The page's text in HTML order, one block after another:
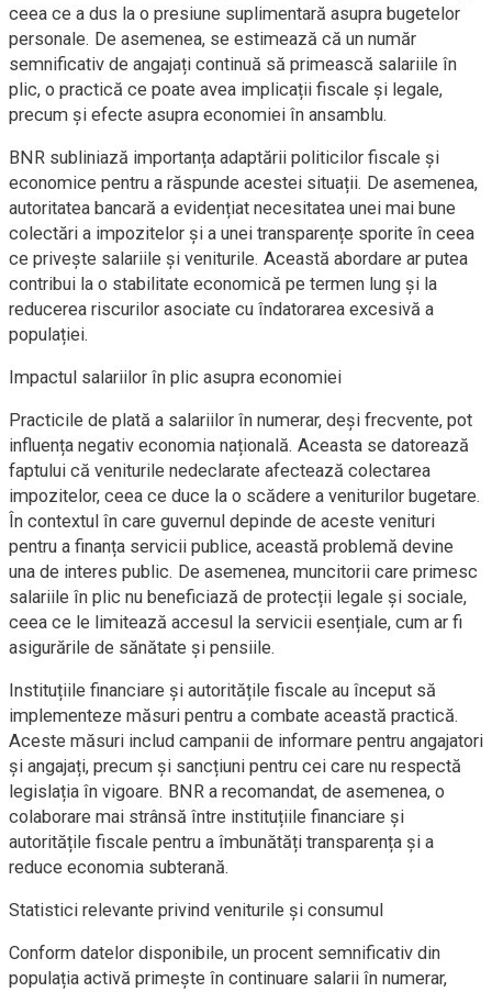
ceea ce a dus la o presiune suplimentară asupra bugetelor
personale. De asemenea, se estimează că un număr
semnificativ de angajați continuă să primească salariile în
plic, o practică ce poate avea implicații fiscale și legale,
precum și efecte asupra economiei în ansamblu.
BNR subliniază importanța adaptării politicilor fiscale și
economice pentru a răspunde acestei situații. De asemenea,
autoritatea bancară a evidențiat necesitatea unei mai bune
colectări a impozitelor și a unei transparențe sporite în ceea
ce privește salariile și veniturile. Această abordare ar putea
contribui la o stabilitate economică pe termen lung și la
reducerea riscurilor asociate cu îndatorarea excesivă a
populației.
Impactul salariilor în plic asupra economiei
Practicile de plată a salariilor în numerar, deși frecvente, pot
influența negativ economia națională. Aceasta se datorează
faptului că veniturile nedeclarate afectează colectarea
impozitelor, ceea ce duce la o scădere a veniturilor bugetare.
În contextul în care guvernul depinde de aceste venituri
pentru a finanța servicii publice, această problemă devine
una de interes public. De asemenea, muncitorii care primesc
salariile în plic nu beneficiază de protecții legale și sociale,
ceea ce le limitează accesul la servicii esențiale, cum ar fi
asigurările de sănătate și pensiile.
Instituțiile financiare și autoritățile fiscale au început să
implementeze măsuri pentru a combate această practică.
Aceste măsuri includ campanii de informare pentru angajatori
și angajați, precum și sancțiuni pentru cei care nu respectă
legislația în vigoare. BNR a recomandat, de asemenea, o
colaborare mai strânsă între instituțiile financiare și
autoritățile fiscale pentru a îmbunătăți transparența și a
reduce economia subterană.
Statistici relevante privind veniturile și consumul
Conform datelor disponibile, un procent semnificativ din
populația activă primește în continuare salarii în numerar,